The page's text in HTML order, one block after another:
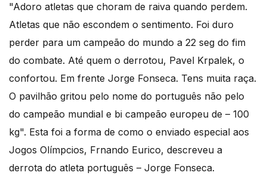
"Adoro atletas que choram de raiva quando perdem.
Atletas que não escondem o sentimento. Foi duro
perder para um campeão do mundo a 22 seg do fim
do combate. Até quem o derrotou, Pavel Krpalek, o
confortou. Em frente Jorge Fonseca. Tens muita raça.
O pavilhão gritou pelo nome do português não pelo
do campeão mundial e bi campeão europeu de – 100
kg". Esta foi a forma de como o enviado especial aos
Jogos Olímpcios, Frnando Eurico, descreveu a
derrota do atleta português – Jorge Fonseca.